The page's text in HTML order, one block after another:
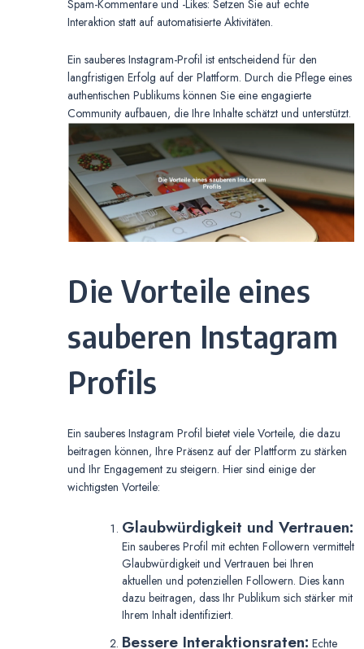
Spam-Kommentare und -Likes: Setzen Sie auf echte
Interaktion statt auf automatisierte Aktivitäten.
Ein sauberes Instagram-Profil ist entscheidend für den
langfristigen Erfolg auf der Plattform. Durch die Pflege eines
authentischen Publikums können Sie eine engagierte
Community aufbauen, die Ihre Inhalte schätzt und unterstützt.
Die Vorteile eines
sauberen Instagram
Profils
Ein sauberes Instagram Profil bietet viele Vorteile, die dazu
beitragen können, Ihre Präsenz auf der Plattform zu stärken
und Ihr Engagement zu steigern. Hier sind einige der
wichtigsten Vorteile:
Glaubwürdigkeit und Vertrauen:
Ein sauberes Profil mit echten Followern vermittelt
Glaubwürdigkeit und Vertrauen bei Ihren
aktuellen und potenziellen Followern. Dies kann
dazu beitragen, dass Ihr Publikum sich stärker mit
Ihrem Inhalt identifiziert.
Bessere Interaktionsraten: Echte